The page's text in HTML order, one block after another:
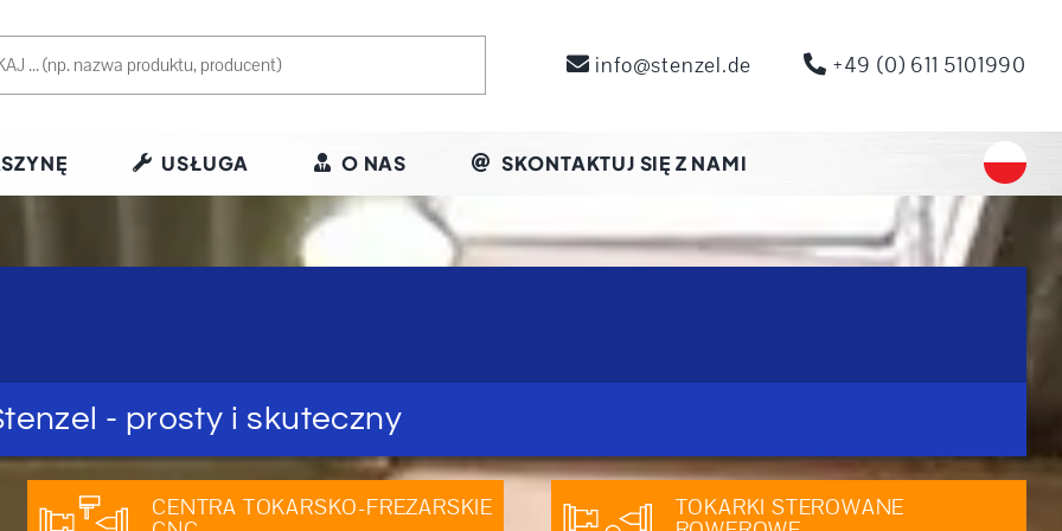
info@stenzel.de +49 (0) 611 5101990
USŁUGA O NAS SKONTAKTUJ SIĘ Z NAMI
- prosty i skuteczny
CENTRA TOKARSKO-FREZARSKIE TOKARKI STEROWANE